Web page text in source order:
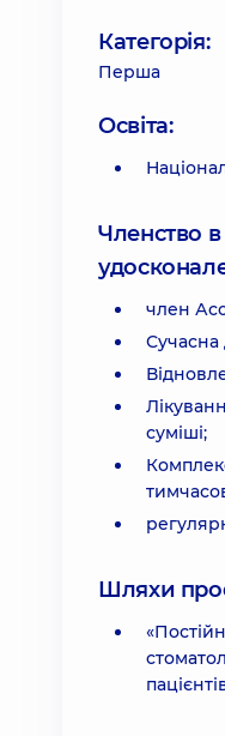
Категорія:
Перша
Освіта:
Членство в
член
Сучасна
суміші;
Шляхи